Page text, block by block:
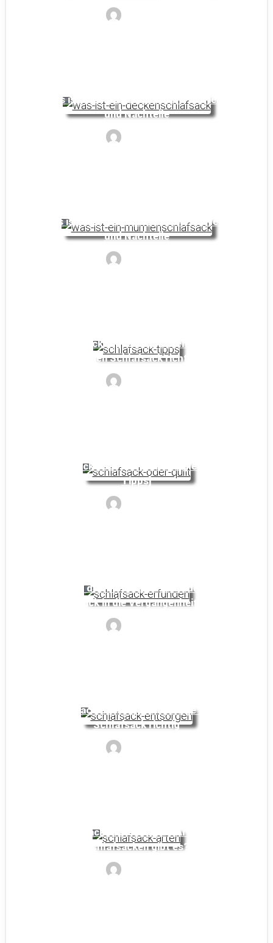
Was ist ein Deckenschlafsack: Vorteile
und Nachteile
Was ist ein Mumienschlafsack: Vorteile
und Nachteile
Schlafsack Tipps: So verwendest du
deinen Schlafsack richtig
Schlafsack oder Quilt: Ein Vergleich [Mit
Tipps]
Wer hat den Schlafsack erfunden? Ein
Blick in die Vergangenheit
Schlafsack entsorgen: Entsorge deinen
Schlafsack richtig
Schlafsack Arten: Welche Arten von
Schlafsäcken gibt es?